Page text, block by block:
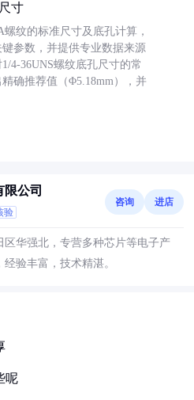
寸
纹的标准尺寸及底孔计算，
参数，并提供专业数据来源
4-36UNS螺纹底孔尺寸的常
确推荐值（Φ5.18mm），并
公司
验
咨询 进店
华强北，专营多种芯片等电子产
验丰富，技术精湛。
呢